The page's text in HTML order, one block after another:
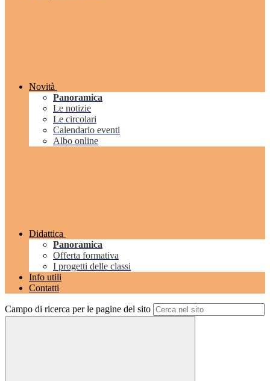
Novità
Panoramica
Le notizie
Le circolari
Calendario eventi
Albo online
Didattica
Panoramica
Offerta formativa
I progetti delle classi
Info utili
Contatti
Campo di ricerca per le pagine del sito